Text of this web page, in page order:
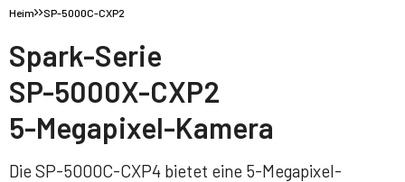
Heim SP-5000C-CXP2
Spark-Serie
SP-5000X-CXP2
5-Megapixel-Kamera
Die SP-5000C-CXP4 bietet eine 5-Megapixel-